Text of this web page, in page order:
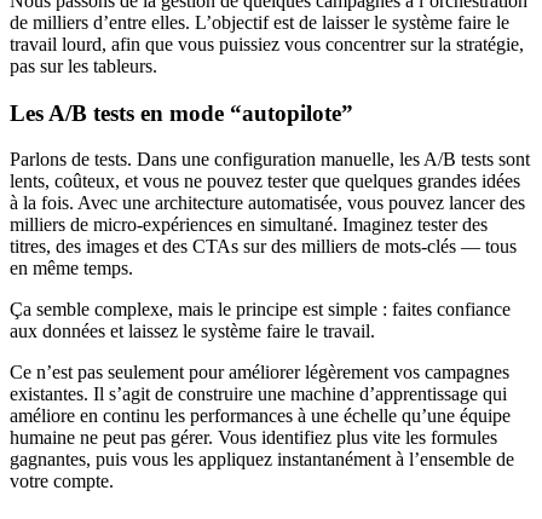
de milliers d’entre elles. L’objectif est de laisser le système faire le
travail lourd, afin que vous puissiez vous concentrer sur la stratégie,
pas sur les tableurs.
Les A/B tests en mode “autopilote”
Parlons de tests. Dans une configuration manuelle, les A/B tests sont
lents, coûteux, et vous ne pouvez tester que quelques grandes idées
à la fois. Avec une architecture automatisée, vous pouvez lancer des
milliers de micro-expériences en simultané. Imaginez tester des
titres, des images et des CTAs sur des milliers de mots-clés — tous
en même temps.
Ça semble complexe, mais le principe est simple : faites confiance
aux données et laissez le système faire le travail.
Ce n’est pas seulement pour améliorer légèrement vos campagnes
existantes. Il s’agit de construire une machine d’apprentissage qui
améliore en continu les performances à une échelle qu’une équipe
humaine ne peut pas gérer. Vous identifiez plus vite les formules
gagnantes, puis vous les appliquez instantanément à l’ensemble de
votre compte.